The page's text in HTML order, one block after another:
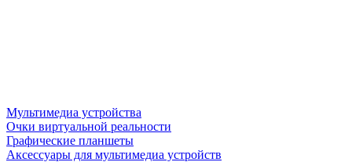
Мультимедиа устройства
Очки виртуальной реальности
Графические планшеты
Аксессуары для мультимедиа устройств